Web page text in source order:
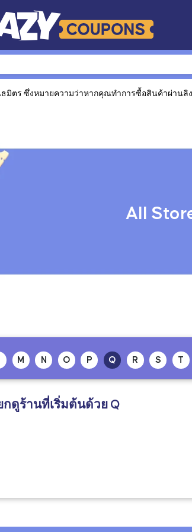
มิตร ซึ่งหมายความว่าหากคุณทำการซื้อสินค้าผ่านลิ
All
M N O P Q R S T
กดูร้านที่เริ่มต้นด้วย Q